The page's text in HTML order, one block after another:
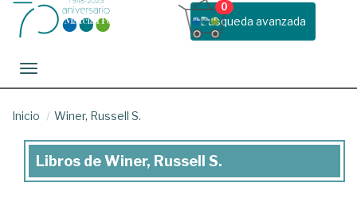
Busqueda avanzada
0
Toggle navigation
Inicio Winer, Russell S.
Libros
Libros de Winer, Russell S.